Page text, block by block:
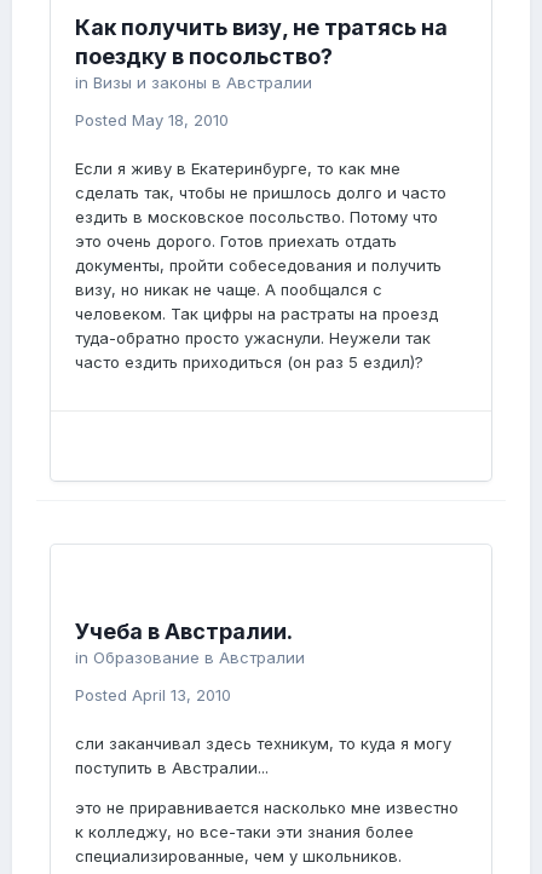
Как получить визу, не тратясь на
поездку в посольство?
in Визы и законы в Австралии
Posted May 18, 2010
Если я живу в Екатеринбурге, то как мне
сделать так, чтобы не пришлось долго и часто
ездить в московское посольство. Потому что
это очень дорого. Готов приехать отдать
документы, пройти собеседования и получить
визу, но никак не чаще. А пообщался с
человеком. Так цифры на растраты на проезд
туда-обратно просто ужаснули. Неужели так
часто ездить приходиться (он раз 5 ездил)?
Учеба в Австралии.
in Образование в Австралии
Posted April 13, 2010
сли заканчивал здесь техникум, то куда я могу
поступить в Австралии...
это не приравнивается насколько мне известно
к колледжу, но все-таки эти знания более
специализированные, чем у школьников.